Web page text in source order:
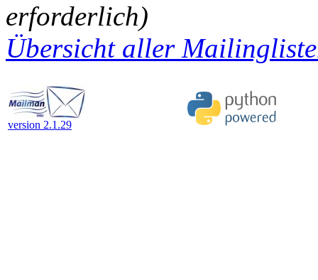
erforderlich)
Übersicht aller
version 2.1.29